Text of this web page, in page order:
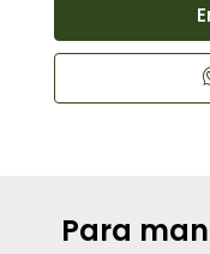
Para